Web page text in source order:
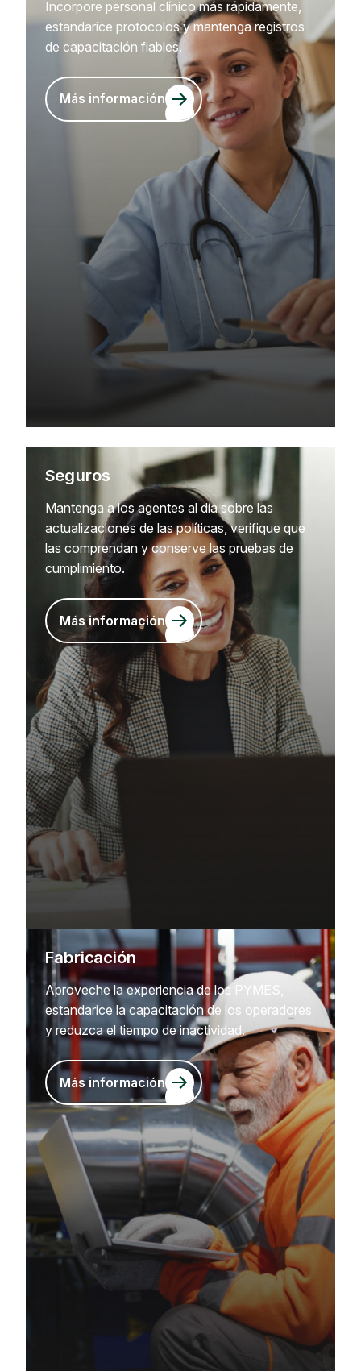
Incorpore personal clínico más rápidamente,
estandarice protocolos y mantenga registros
de capacitación fiables.
Más información
Seguros
Mantenga a los agentes al día sobre las
actualizaciones de las políticas, verifique que
las comprendan y conserve las pruebas de
cumplimiento.
Más información
Fabricación
Aproveche la experiencia de los PYMES,
estandarice la capacitación de los operadores
y reduzca el tiempo de inactividad.
Más información